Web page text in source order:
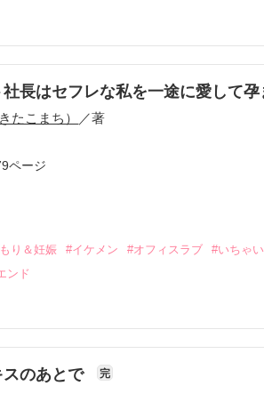
桜。
係は壊れてしまう。
婚によって
なった。
告げてきた。
害に
長はセフレな私を一途に愛して孕
たこまち） ／著
ページ
り＆妊娠 #イケメン #オフィスラブ
#いちゃ
ンド
り一夜限りの関係となる。
た美青年と再会。なんと彼の正体は、とあ
鋭の実業家、社内でも冷徹だと評判な社長
のあとで 完